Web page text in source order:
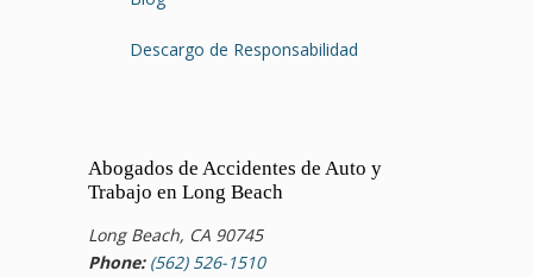
Descargo de Responsabilidad
Abogados de Accidentes de Auto y
Trabajo en Long Beach
Long Beach, CA 90745
Phone: (562) 526-1510